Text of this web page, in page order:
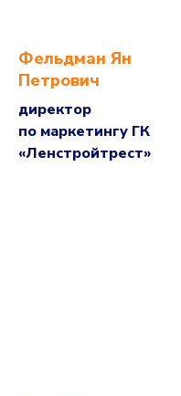
Фельдман Ян
Петрович
директор
по маркетингу ГК
«Ленстройтрест»